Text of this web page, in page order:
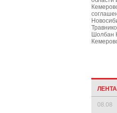
Шолбан
08.08